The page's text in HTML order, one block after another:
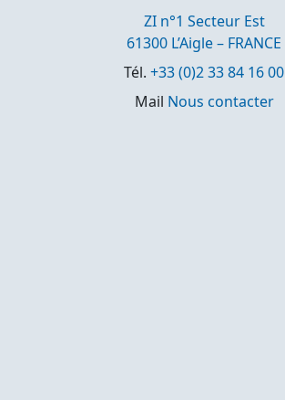
ZI n°1 Secteur Est
61300 L’Aigle – FRANCE
Tél. +33 (0)2 33 84 16 00
Mail Nous contacter